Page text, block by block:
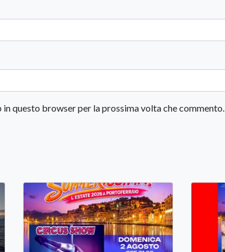
in questo browser per la prossima volta che commento.